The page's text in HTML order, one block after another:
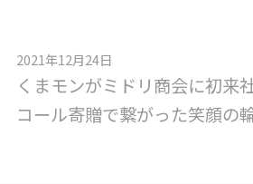
2021年12月24日
くまモンがミドリ商会に初来
コール寄贈で繋がった笑顔の